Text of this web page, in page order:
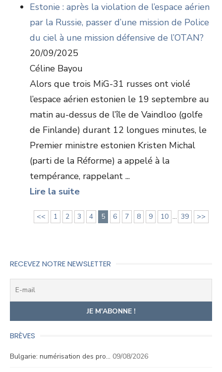
Estonie : après la violation de l’espace aérien
par la Russie, passer d’une mission de Police
du ciel à une mission défensive de l’OTAN?
20/09/2025
Céline Bayou
Alors que trois MiG-31 russes ont violé
l’espace aérien estonien le 19 septembre au
matin au-dessus de l’île de Vaindloo (golfe
de Finlande) durant 12 longues minutes, le
Premier ministre estonien Kristen Michal
(parti de la Réforme) a appelé à la
tempérance, rappelant ...
Lire la suite
<< 1 2 3 4 5 6 7 8 9 10 ... 39 >>
RECEVEZ NOTRE NEWSLETTER
BRÈVES
Bulgarie: numérisation des pro… 09/08/2026